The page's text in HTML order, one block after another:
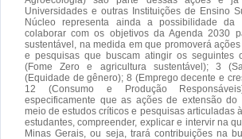
Universidades e outras Instituições de Ensino
Núcleo representa ainda a possibilidade da
colaborar com os objetivos da Agenda 2030
sustentável, na medida em que promoverá
e pesquisas que buscam atingir os seguintes
(Fome Zero e agricultura sustentável); 3
(Equidade de gênero); 8 (Emprego decente e
12 (Consumo e Produção
especificamente que as ações de extensão do
meio de estudos críticos e pesquisas articuladas
estudantes, compreender, explicar e intervir na
Minas Gerais, ou seja, trará contribuições na